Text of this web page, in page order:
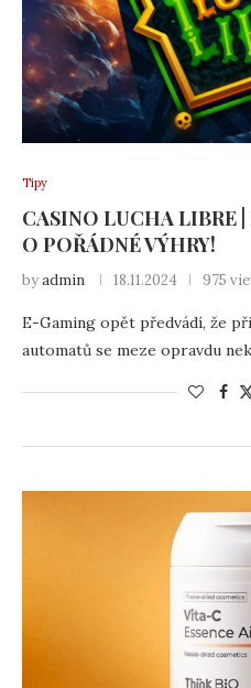
Tipy
CASINO LUCHA LIBRE
O POŘÁDNÉ VÝHRY!
byadmin 18.11.2024 975
E-Gaming opět předvádí, že
automatů se meze opravdu